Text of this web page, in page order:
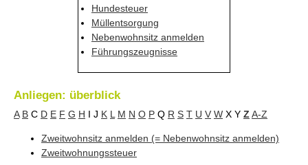
Hundesteuer
Müllentsorgung
Nebenwohnsitz anmelden
Führungszeugnisse
Anliegen: überblick
A B C D E F G H I J K L M N O P Q R S T U V W X Y Z A-Z
Zweitwohnsitz anmelden (= Nebenwohnsitz anmelden)
Zweitwohnungssteuer